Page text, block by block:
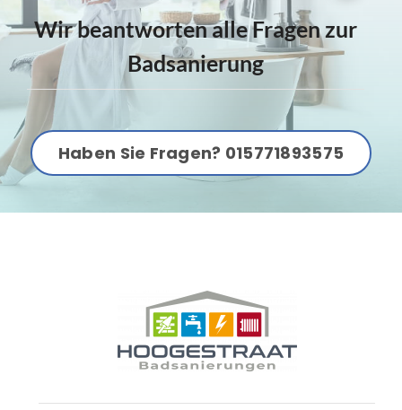
Wir beantworten alle Fragen zur
Badsanierung
Haben Sie Fragen? 015771893575